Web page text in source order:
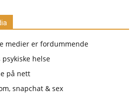
medier er fordummende
helse
på nett
snapchat & sex